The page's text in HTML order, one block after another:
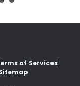
of Services